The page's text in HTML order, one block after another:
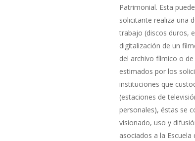
Patrimonial. Esta
solicitante realiza una
trabajo (discos duros,
digitalización de un
del archivo fílmico o
estimados por los
instituciones que
(estaciones de
personales), éstas se
visionado, uso y
asociados a la